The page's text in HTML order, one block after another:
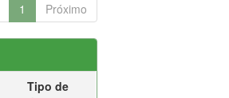
1 Próximo
Tipo de